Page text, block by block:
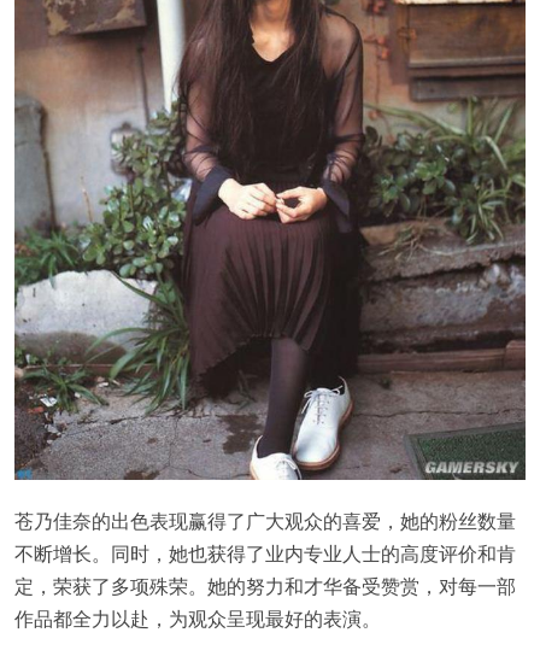
苍乃佳奈的出色表现赢得了广大观众的喜爱，她的粉丝数量
不断增长。同时，她也获得了业内专业人士的高度评价和肯
定，荣获了多项殊荣。她的努力和才华备受赞赏，对每一部
作品都全力以赴，为观众呈现最好的表演。